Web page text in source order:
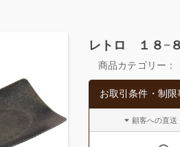
レトロ １８−
商品カテゴリー：
お取引条件・制限
顧客への直送